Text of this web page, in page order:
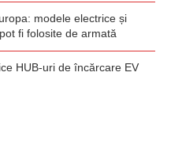
modele electrice și
fi folosite de armată
HUB-uri de încărcare EV